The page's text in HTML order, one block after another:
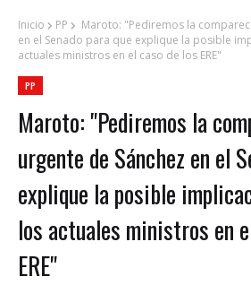
Inicio PP
Maroto: "Pediremos la
en el Senado para que explique la posible
actuales ministros en el caso de los ERE"
PP
Maroto: "Pediremos la
urgente de Sánchez en el
explique la posible
los actuales ministros en
ERE"